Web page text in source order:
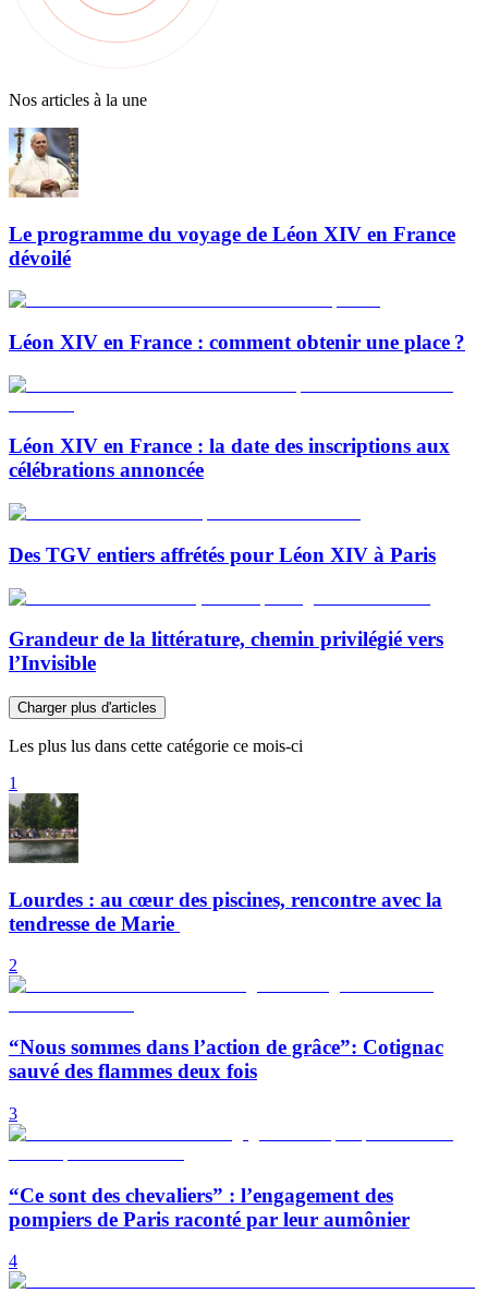
Nos articles à la une
Le programme du voyage de Léon XIV en France
dévoilé
Léon XIV en France : comment obtenir une place ?
Léon XIV en France : la date des inscriptions aux
célébrations annoncée
Des TGV entiers affrétés pour Léon XIV à Paris
Grandeur de la littérature, chemin privilégié vers
l’Invisible
Charger plus d'articles
Les plus lus dans cette catégorie ce mois-ci
1
Lourdes : au cœur des piscines, rencontre avec la
tendresse de Marie
2
“Nous sommes dans l’action de grâce”: Cotignac
sauvé des flammes deux fois
3
“Ce sont des chevaliers” : l’engagement des
pompiers de Paris raconté par leur aumônier
4